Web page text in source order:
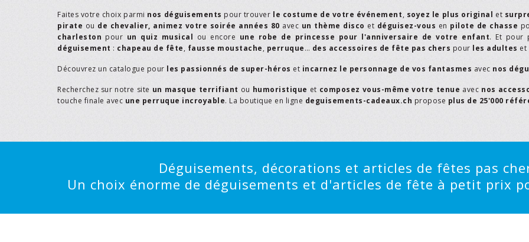
Faites votre choix parmi nos déguisements pour trouver le costume de votre événement, soyez le plus original et
pirate ou de chevalier, animez votre soirée années 80 avec un thème disco et déguisez-vous en pilote de chasse
charleston pour un quiz musical ou encore une robe de princesse pour l'anniversaire de votre enfant. Et pour
déguisement : chapeau de fête, fausse moustache, perruque… des accessoires de fête pas chers pour les adultes et
Découvrez un catalogue pour les passionnés de super-héros et incarnez le personnage de vos fantasmes avec nos
Recherchez sur notre site un masque terrifiant ou humoristique et composez vous-même votre tenue avec nos
touche finale avec une perruque incroyable. La boutique en ligne deguisements-cadeaux.ch propose plus de 25'000
Déguisements, décorations et articles de fêtes pas
Un choix énorme de déguisements et d'articles de fête à petit prix